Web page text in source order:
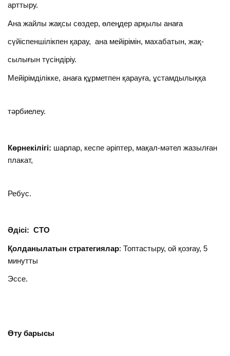
арттыру.
Ана жайлы жақсы сөздер, өлеңдер арқылы анаға
сүйіспеншілікпен қарау, ана мейірімін, махабатын, жақ-
сылығын түсіндіріу.
Мейірімділікке, анаға құрметпен қарауға, ұстамдылыққа
тәрбиелеу.
Көрнекілігі: шарлар, кеспе әріптер, мақал-мәтел жазылған
плакат,
Ребус.
Әдісі: СТО
Қолданылатын стратегиялар: Топтастыру, ой қозғау, 5
минутты
Эссе.
Өту барысы